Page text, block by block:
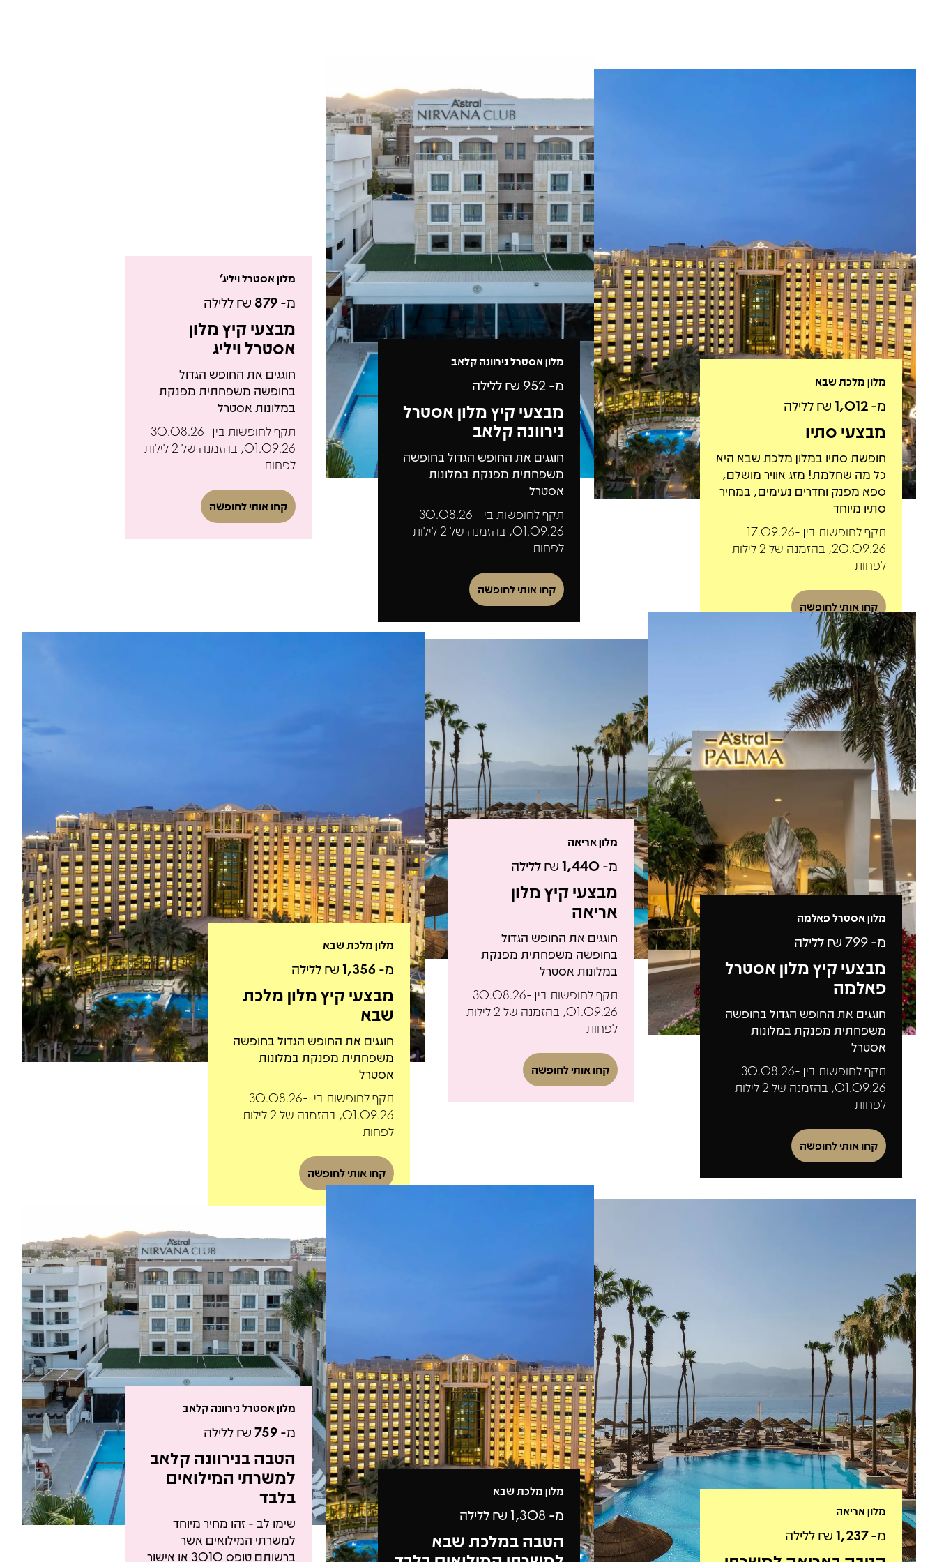
מלון מלכת שבא
מ-1,012₪ ללילה
מבצעי סתיו
חופשת סתיו במלון מלכת שבא היא
כל מה שחלמת! מזג אוויר מושלם,
ספא מפנק וחדרים נעימים, במחיר
סתיו מיוחד
תקף לחופשות בין 17.09.26-
20.09.26, בהזמנה של 2 לילות
לפחות
קחו אותי לחופשה
מלון אסטרל נירוונה קלאב
מ- 952 ₪ ללילה
מבצעי קיץ מלון אסטרל
נירוונה קלאב
חוגגים את החופש הגדול בחופשה
משפחתית מפנקת במלונות
אסטרל
תקף לחופשות בין 30.08.26-
01.09.26, בהזמנה של 2 לילות
לפחות
קחו אותי לחופשה
מלון אסטרל ויליג'
מ- 879 ₪ ללילה
מבצעי קיץ מלון
אסטרל ויליג
חוגגים את החופש הגדול
בחופשה משפחתית מפנקת
במלונות אסטרל
תקף לחופשות בין 30.08.26-
01.09.26, בהזמנה של 2 לילות
לפחות
קחו אותי לחופשה
מלון אסטרל פאלמה
מ-799₪ ללילה
מבצעי קיץ מלון אסטרל
פאלמה
חוגגים את החופש הגדול בחופשה
משפחתית מפנקת במלונות
אסטרל
תקף לחופשות בין 30.08.26-
01.09.26, בהזמנה של 2 לילות
לפחות
קחו אותי לחופשה
מלון אריאה
מ-1,440₪ ללילה
מבצעי קיץ מלון
אריאה
חוגגים את החופש הגדול
בחופשה משפחתית מפנקת
במלונות אסטרל
תקף לחופשות בין 30.08.26-
01.09.26, בהזמנה של 2 לילות
לפחות
קחו אותי לחופשה
מלון מלכת שבא
מ-1,356₪ ללילה
מבצעי קיץ מלון מלכת
שבא
חוגגים את החופש הגדול בחופשה
משפחתית מפנקת במלונות
אסטרל
תקף לחופשות בין 30.08.26-
01.09.26, בהזמנה של 2 לילות
לפחות
קחו אותי לחופשה
מלון אריאה
מ-1,237₪ ללילה
מלון מלכת שבא
מ- 1,308₪ ללילה
הטבה במלכת שבא
מלון אסטרל נירוונה קלאב
מ- 759₪ ללילה
הטבה בנירוונה קלאב
למשרתי המילואים
בלבד
שימו לב - זהו מחיר מיוחד
למשרתי המילואים אשר
ברשותם טופס 3010 או אישור